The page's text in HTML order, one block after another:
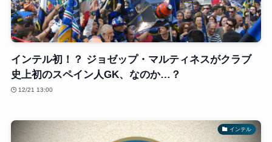
インテル初！？ ジョゼップ・マルティネスがクラブ
史上初のスペイン人GK、なのか…？
12/21 13:00
インテル